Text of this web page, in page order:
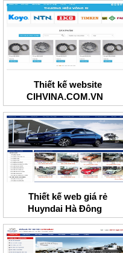
Thiết kế website
CIHVINA.COM.VN
Thiết kế web giá rẻ
Huyndai Hà Đông